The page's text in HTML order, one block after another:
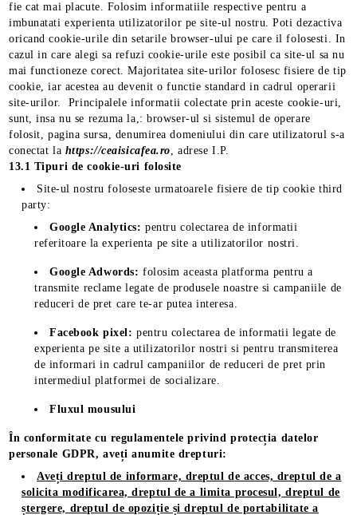
fie cat mai placute. Folosim informatiile respective pentru a
imbunatati experienta utilizatorilor pe site-ul nostru. Poti dezactiva
oricand cookie-urile din setarile browser-ului pe care il folosesti. In
cazul in care alegi sa refuzi cookie-urile este posibil ca site-ul sa nu
mai functioneze corect. Majoritatea site-urilor folosesc fisiere de tip
cookie, iar acestea au devenit o functie standard in cadrul operarii
site-urilor. Principalele informatii colectate prin aceste cookie-uri,
sunt, insa nu se rezuma la,: browser-ul si sistemul de operare
folosit, pagina sursa, denumirea domeniului din care utilizatorul s-a
conectat la https://ceaisicafea.ro, adrese I.P.
13.1 Tipuri de cookie-uri folosite
Site-ul nostru foloseste urmatoarele fisiere de tip cookie third
party:
Google Analytics: pentru colectarea de informatii
referitoare la experienta pe site a utilizatorilor nostri.
Google Adwords: folosim aceasta platforma pentru a
transmite reclame legate de produsele noastre si campaniile de
reduceri de pret care te-ar putea interesa.
Facebook pixel: pentru colectarea de informatii legate de
experienta pe site a utilizatorilor nostri si pentru transmiterea
de informari in cadrul campaniilor de reduceri de pret prin
intermediul platformei de socializare.
Fluxul mousului
În conformitate cu regulamentele privind protecția datelor
personale GDPR, aveți anumite drepturi:
Aveți dreptul de informare, dreptul de acces, dreptul de a
solicita modificarea, dreptul de a limita procesul, dreptul de
ștergere, dreptul de opoziție și dreptul de portabilitate a